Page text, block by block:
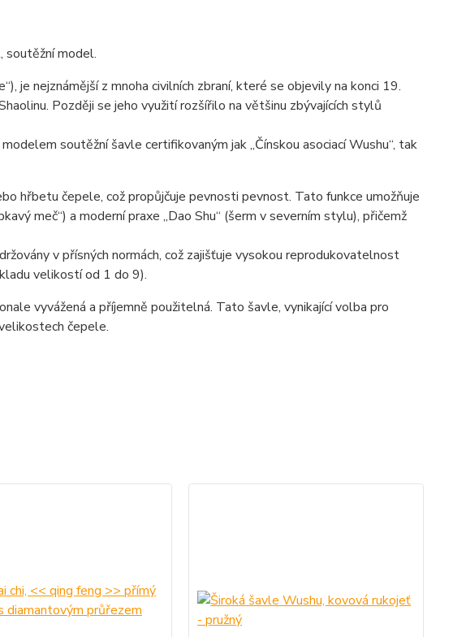
soutěžní model.
je nejznámější z mnoha civilních zbraní, které se objevily na konci 19.
Později se jeho využití rozšířilo na většinu zbývajících stylů
soutěžní šavle certifikovaným jak „Čínskou asociací Wushu“, tak
hřbetu čepele, což propůjčuje pevnosti pevnost. Tato funkce umožňuje
meč“) a moderní praxe „Dao Shu“ (šerm v severním stylu), přičemž
v přísných normách, což zajišťuje vysokou reprodukovatelnost
velikostí od 1 do 9).
vyvážená a příjemně použitelná. Tato šavle, vynikající volba pro
čepele.